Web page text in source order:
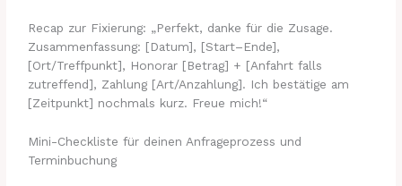
Recap zur Fixierung: „Perfekt, danke für die Zusage.
Zusammenfassung: [Datum], [Start–Ende],
[Ort/Treffpunkt], Honorar [Betrag] + [Anfahrt falls
zutreffend], Zahlung [Art/Anzahlung]. Ich bestätige am
[Zeitpunkt] nochmals kurz. Freue mich!“
Mini-Checkliste für deinen Anfrageprozess und
Terminbuchung